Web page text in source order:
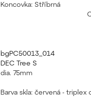
Koncovka: Stříbrná
bgPC50013_014
DEC Tree S
dia. 75mm
Barva skla: červená - triplex